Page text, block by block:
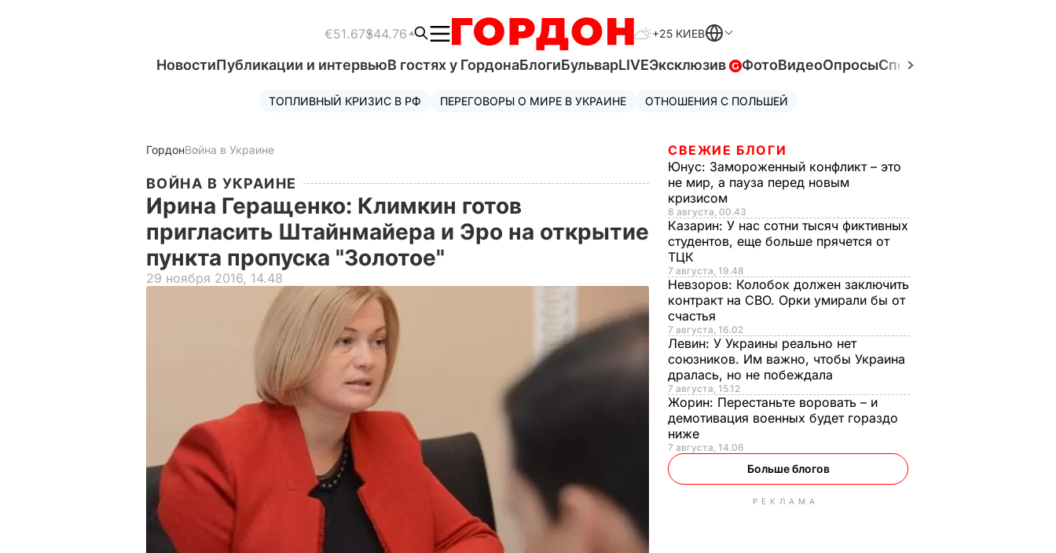
€51.67$44.76 +25 КИЕВ
НовостиПубликации и интервьюВ гостях у ГордонаБлогиБульварLIVEЭксклюзив ФотоВидеоОпросыСпецпроекты
ТОПЛИВНЫЙ КРИЗИС В РФ ПЕРЕГОВОРЫ О МИРЕ В УКРАИНЕ ОТНОШЕНИЯ С ПОЛЬШЕЙ
ГордонВойна в Украине
ВОЙНА В УКРАИНЕ
Ирина Геращенко: Климкин готов
пригласить Штайнмайера и Эро на открытие
пункта пропуска "Золотое"
29 ноября 2016, 14.48
СВЕЖИЕ БЛОГИ
Юнус: Замороженный конфликт – это
не мир, а пауза перед новым
кризисом
8 августа, 00.43
Казарин: У нас сотни тысяч фиктивных
студентов, еще больше прячется от
ТЦК
7 августа, 19.48
Невзоров: Колобок должен заключить
контракт на СВО. Орки умирали бы от
счастья
7 августа, 16.02
Левин: У Украины реально нет
союзников. Им важно, чтобы Украина
дралась, но не побеждала
7 августа, 15.12
Жорин: Перестаньте воровать – и
демотивация военных будет гораздо
ниже
7 августа, 14.06
Больше блогов
РЕКЛАМА